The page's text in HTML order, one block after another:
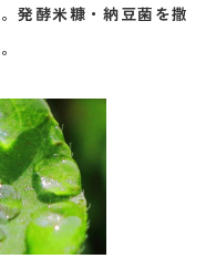
発酵米糠・納豆菌を撒